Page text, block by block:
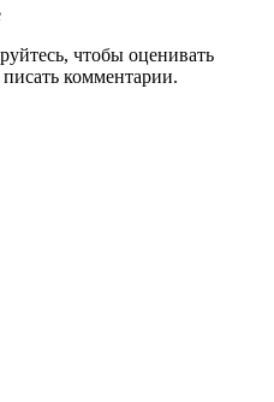
чтобы оценивать
комментарии.